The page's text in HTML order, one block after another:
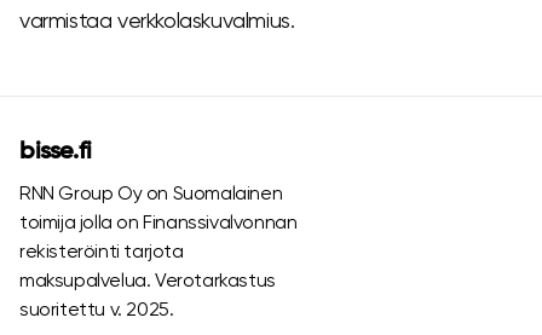
varmistaa verkkolaskuvalmius.
bisse.fi
RNN Group Oy on Suomalainen
toimija jolla on Finanssivalvonnan
rekisteröinti tarjota
maksupalvelua. Verotarkastus
suoritettu v. 2025.